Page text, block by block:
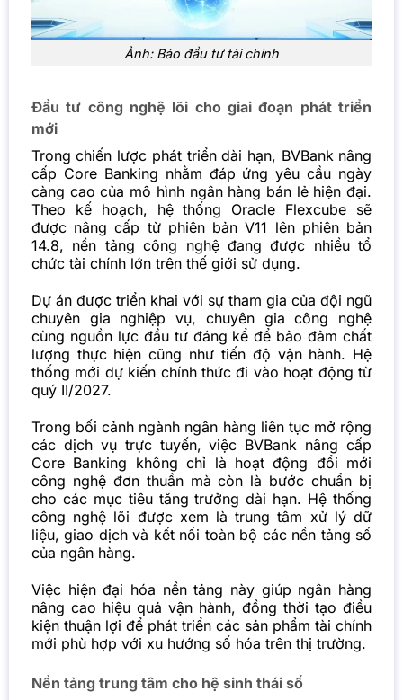
Ảnh: Báo đầu tư tài chính
Đầu tư công nghệ lõi cho giai đoạn phát triển
mới
Trong chiến lược phát triển dài hạn, BVBank nâng
cấp Core Banking nhằm đáp ứng yêu cầu ngày
càng cao của mô hình ngân hàng bán lẻ hiện đại.
Theo kế hoạch, hệ thống Oracle Flexcube sẽ
được nâng cấp từ phiên bản V11 lên phiên bản
14.8, nền tảng công nghệ đang được nhiều tổ
chức tài chính lớn trên thế giới sử dụng.
Dự án được triển khai với sự tham gia của đội ngũ
chuyên gia nghiệp vụ, chuyên gia công nghệ
cùng nguồn lực đầu tư đáng kể để bảo đảm chất
lượng thực hiện cũng như tiến độ vận hành. Hệ
thống mới dự kiến chính thức đi vào hoạt động từ
quý II/2027.
Trong bối cảnh ngành ngân hàng liên tục mở rộng
các dịch vụ trực tuyến, việc BVBank nâng cấp
Core Banking không chỉ là hoạt động đổi mới
công nghệ đơn thuần mà còn là bước chuẩn bị
cho các mục tiêu tăng trưởng dài hạn. Hệ thống
công nghệ lõi được xem là trung tâm xử lý dữ
liệu, giao dịch và kết nối toàn bộ các nền tảng số
của ngân hàng.
Việc hiện đại hóa nền tảng này giúp ngân hàng
nâng cao hiệu quả vận hành, đồng thời tạo điều
kiện thuận lợi để phát triển các sản phẩm tài chính
mới phù hợp với xu hướng số hóa trên thị trường.
Nền tảng trung tâm cho hệ sinh thái số